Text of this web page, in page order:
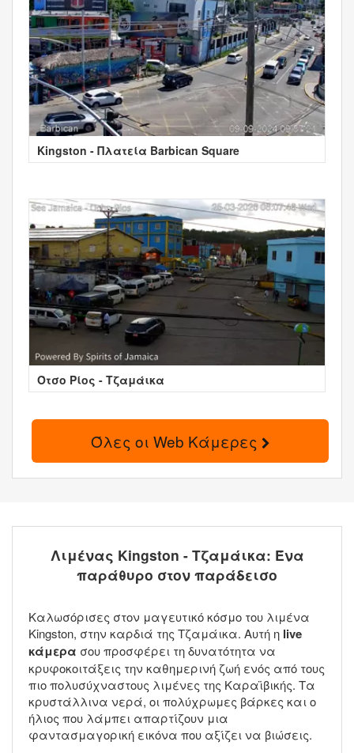
Kingston - Πλατεία Barbican Square
Ότσο Ρίος - Τζαμάικα
Όλες οι Web Κάμερες
Λιμένας Kingston - Τζαμάικα: Ένα
παράθυρο στον παράδεισο
Καλωσόρισες στον μαγευτικό κόσμο του λιμένα
Kingston, στην καρδιά της Τζαμάικα. Αυτή η live
κάμερα σου προσφέρει τη δυνατότητα να
κρυφοκοιτάξεις την καθημερινή ζωή ενός από τους
πιο πολυσύχναστους λιμένες της Καραϊβικής. Τα
κρυστάλλινα νερά, οι πολύχρωμες βάρκες και ο
ήλιος που λάμπει απαρτίζουν μια
φαντασμαγορική εικόνα που αξίζει να βιώσεις.